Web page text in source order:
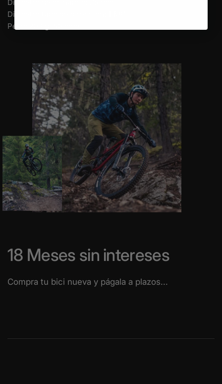
Diámetro de manubrio: 35 mm
Diámetro tubo de dirección: 1 1/8"
Peso: 203 g (50 mm)
18 Meses sin intereses
Compra tu bici nueva y págala a plazos...